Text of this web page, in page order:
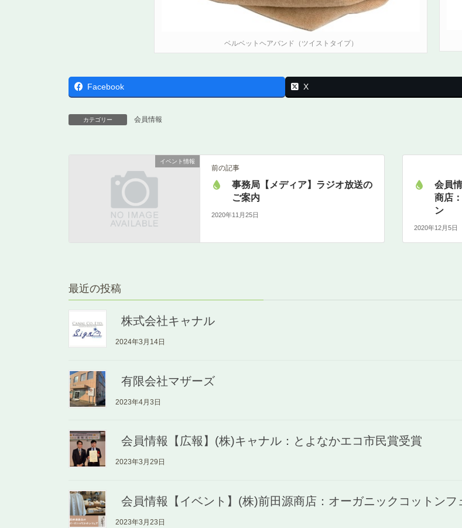
ベルベットヘアバンド（ツイストタイプ）
Facebook X
カテゴリー 会員情報
イベント情報
前の記事
事務局【メディア】ラジオ放送の
ご案内
2020年11月25日
会員
商店
ン
2020年12月5日
最近の投稿
株式会社キャナル
2024年3月14日
有限会社マザーズ
2023年4月3日
会員情報【広報】(株)キャナル：とよなかエコ市民賞受賞
2023年3月29日
会員情報【イベント】(株)前田源商店：オーガニックコットンフ
2023年3月23日